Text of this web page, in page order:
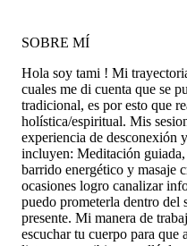
SOBRE MÍ
Hola soy tami ! Mi
cuales me di cuenta que se
tradicional, es por esto que
holística/espiritual. Mis
experiencia de desconexión
incluyen: Meditación
barrido energético y masaje
ocasiones logro canalizar
puedo prometerla dentro del
presente. Mi manera de
escuchar tu cuerpo para que